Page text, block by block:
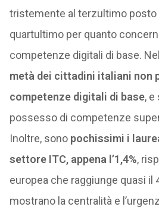
tristemente al terzultimo posto
quartultimo per quanto
competenze digitali di base.
metà dei cittadini italiani non
competenze digitali di base, e
possesso di competenze
Inoltre, sono pochissimi i
settore ITC, appena l’1,4%,
europea che raggiunge quasi il
mostrano la centralità e